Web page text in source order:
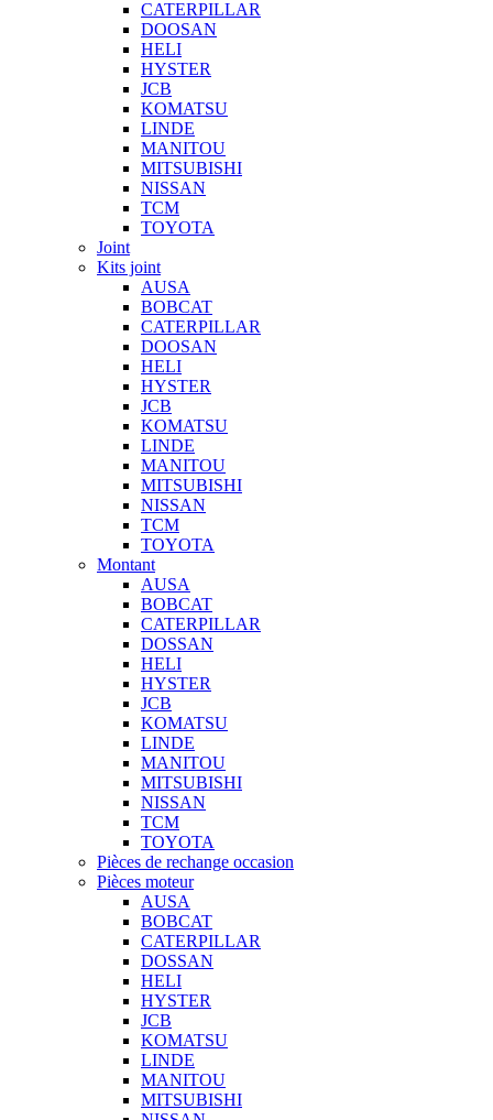
CATERPILLAR
DOOSAN
HELI
HYSTER
JCB
KOMATSU
LINDE
MANITOU
MITSUBISHI
NISSAN
TCM
TOYOTA
Joint
Kits joint
AUSA
BOBCAT
CATERPILLAR
DOOSAN
HELI
HYSTER
JCB
KOMATSU
LINDE
MANITOU
MITSUBISHI
NISSAN
TCM
TOYOTA
Montant
AUSA
BOBCAT
CATERPILLAR
DOSSAN
HELI
HYSTER
JCB
KOMATSU
LINDE
MANITOU
MITSUBISHI
NISSAN
TCM
TOYOTA
Pièces de rechange occasion
Pièces moteur
AUSA
BOBCAT
CATERPILLAR
DOSSAN
HELI
HYSTER
JCB
KOMATSU
LINDE
MANITOU
MITSUBISHI